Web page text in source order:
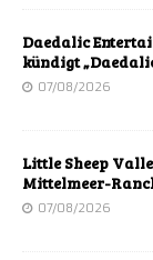
Daedalic
kündigt
07/08/2026
Little Sheep
Mittelmeer-
07/08/2026